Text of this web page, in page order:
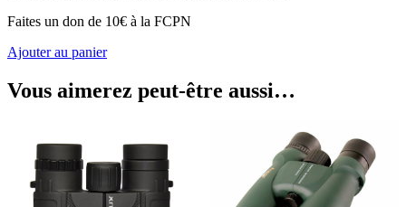
Faites un don de 10€ à la FCPN
Ajouter au panier
Vous aimerez peut-être aussi…